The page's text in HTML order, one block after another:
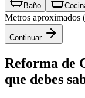
Baño
Metros aproximados
Continuar
Reforma de
que debes